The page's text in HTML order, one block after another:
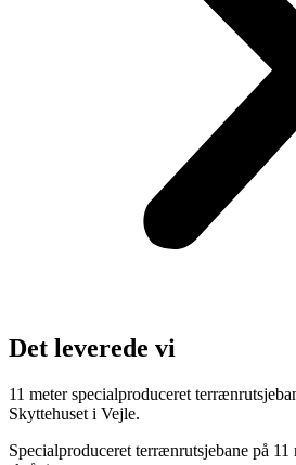
Det leverede vi
11 meter specialproduceret
Skyttehuset i Vejle.
Specialproduceret terrænrutsjebane på 11